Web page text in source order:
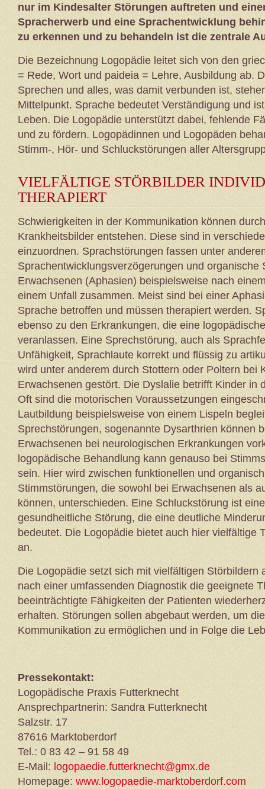
nur im Kindesalter Störungen auftreten und
Spracherwerb und eine Sprachentwicklung
zu erkennen und zu behandeln ist die zentrale
Die Bezeichnung Logopädie leitet sich von den
= Rede, Wort und paideia = Lehre, Ausbildung ab.
Sprechen und alles, was damit verbunden ist,
Mittelpunkt. Sprache bedeutet Verständigung und
Leben. Die Logopädie unterstützt dabei, fehlende
und zu fördern. Logopädinnen und Logopäden
Stimm-, Hör- und Schluckstörungen aller
VIELFÄLTIGE STÖRBILDER
THERAPIERT
Schwierigkeiten in der Kommunikation können
Krankheitsbilder entstehen. Diese sind in
einzuordnen. Sprachstörungen fassen unter
Sprachentwicklungsverzögerungen und organische
Erwachsenen (Aphasien) beispielsweise nach
einem Unfall zusammen. Meist sind bei einer
Sprache betroffen und müssen therapiert werden.
ebenso zu den Erkrankungen, die eine
veranlassen. Eine Sprechstörung, auch als
Unfähigkeit, Sprachlaute korrekt und flüssig zu
wird unter anderem durch Stottern oder Poltern bei
Erwachsenen gestört. Die Dyslalie betrifft Kinder in
Oft sind die motorischen Voraussetzungen
Lautbildung beispielsweise von einem Lispeln
Sprechstörungen, sogenannte Dysarthrien können
Erwachsenen bei neurologischen Erkrankungen
logopädische Behandlung kann genauso bei
sein. Hier wird zwischen funktionellen und
Stimmstörungen, die sowohl bei Erwachsenen als
können, unterschieden. Eine Schluckstörung ist
gesundheitliche Störung, die eine deutliche
bedeutet. Die Logopädie bietet auch hier vielfältige
an.
Die Logopädie setzt sich mit vielfältigen Störbildern
nach einer umfassenden Diagnostik die geeignete
beeinträchtigte Fähigkeiten der Patienten
erhalten. Störungen sollen abgebaut werden, um
Kommunikation zu ermöglichen und in Folge die
Pressekontakt:
Logopädische Praxis Futterknecht
Ansprechpartnerin: Sandra Futterknecht
Salzstr. 17
87616 Marktoberdorf
Tel.: 0 83 42 – 91 58 49
E-Mail: logopaedie.futterknecht@gmx.de
Homepage: www.logopaedie-marktoberdorf.com